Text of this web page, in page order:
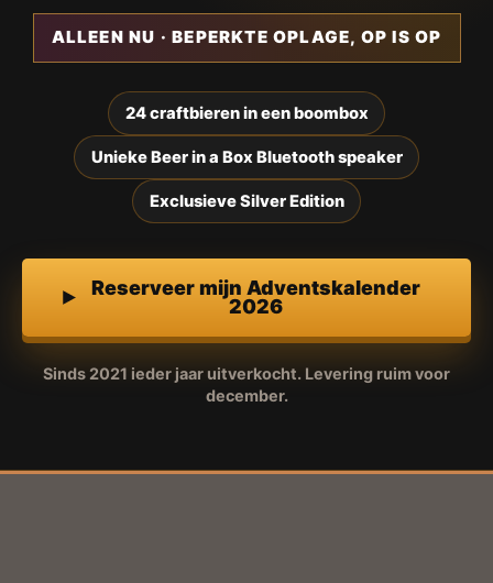
ALLEEN NU · BEPERKTE OPLAGE, OP IS OP
24 craftbieren in een boombox
Unieke Beer in a Box Bluetooth speaker
Exclusieve Silver Edition
Reserveer mijn Adventskalender
2026
Sinds 2021 ieder jaar uitverkocht. Levering ruim voor
december.